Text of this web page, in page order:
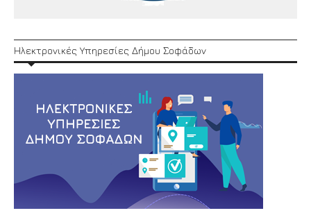
Ηλεκτρονικές Υπηρεσίες Δήμου Σοφάδων